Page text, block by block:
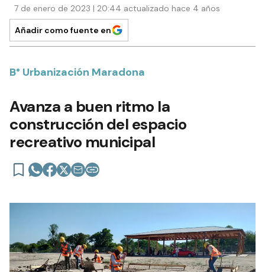
7 de enero de 2023 | 20:44 actualizado hace 4 años
Añadir como fuente en
B° Urbanización Maradona
Avanza a buen ritmo la
construcción del espacio
recreativo municipal